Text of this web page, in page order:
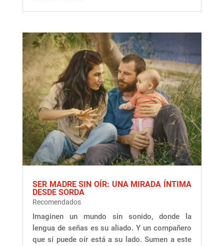
SER MADRE SIN OÍR: UNA MIRADA ÍNTIMA
DESDE SORDA
Recomendados
Imaginen un mundo sin sonido, donde la
lengua de señas es su aliado. Y un compañero
que sí puede oír está a su lado. Sumen a este